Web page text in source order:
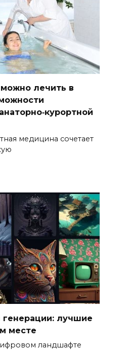
лечить в
медицина сочетает
лучшие
месте
ландшафте